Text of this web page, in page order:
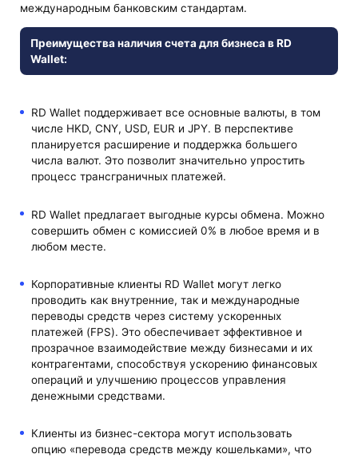
международным банковским стандартам.
Преимущества наличия счета для бизнеса в RD
Wallet:
RD Wallet поддерживает все основные валюты, в том
числе HKD, CNY, USD, EUR и JPY. В перспективе
планируется расширение и поддержка большего
числа валют. Это позволит значительно упростить
процесс трансграничных платежей.
RD Wallet предлагает выгодные курсы обмена. Можно
совершить обмен с комиссией 0% в любое время и в
любом месте.
Корпоративные клиенты RD Wallet могут легко
проводить как внутренние, так и международные
переводы средств через систему ускоренных
платежей (FPS). Это обеспечивает эффективное и
прозрачное взаимодействие между бизнесами и их
контрагентами, способствуя ускорению финансовых
операций и улучшению процессов управления
денежными средствами.
Клиенты из бизнес-сектора могут использовать
опцию «перевода средств между кошельками», что